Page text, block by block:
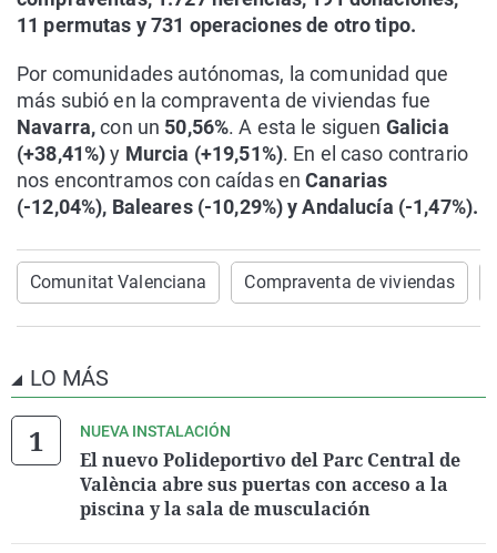
11 permutas y 731 operaciones de otro tipo.
Por comunidades autónomas, la comunidad que
más subió en la compraventa de viviendas fue
Navarra,con un 50,56%. A esta le siguen Galicia
(+38,41%)y Murcia (+19,51%). En el caso contrario
nos encontramos con caídas enCanarias
(-12,04%), Baleares (-10,29%) y Andalucía (-1,47%).
Comunitat Valenciana Compraventa de viviendas
LO MÁS
NUEVA INSTALACIÓN
El nuevo Polideportivo del Parc Central de
València abre sus puertas con acceso a la
piscina y la sala de musculación